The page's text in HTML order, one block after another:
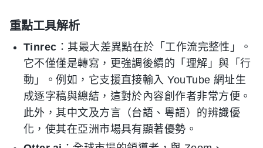
重點工具解析
Tinrec ：其最大差異點在於「工作流完整性」。
它不僅僅是轉寫，更強調後續的「理解」與「行
動」。例如，它支援直接輸入 YouTube 網址生
成逐字稿與總結，這對於內容創作者非常方便。
此外，其中文及方言（台語、粵語）的辨識優
化，使其在亞洲市場具有顯著優勢。